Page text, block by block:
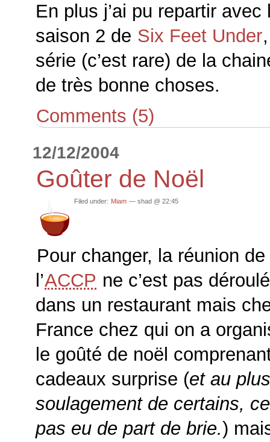
En plus j’ai pu repartir
saison 2 de Six Feet Under
série (c’est rare) de la
de très bonne choses.
Comments (5)
12/12/2004
Goûter de Noël
Filed under: Miam — shad @ 22:45
Pour changer, la réunion de
l’ACCP ne c’est pas déroulé
dans un restaurant mais
France chez qui on a
le goûté de noël
cadeaux surprise (et au
soulagement de certains,
pas eu de part de brie.)